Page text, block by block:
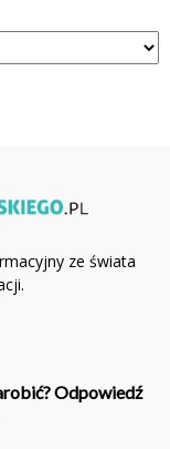
ze świata
Odpowiedź